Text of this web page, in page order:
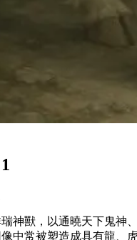
神獸，以通曉天下鬼神
中常被塑造成具有龍、